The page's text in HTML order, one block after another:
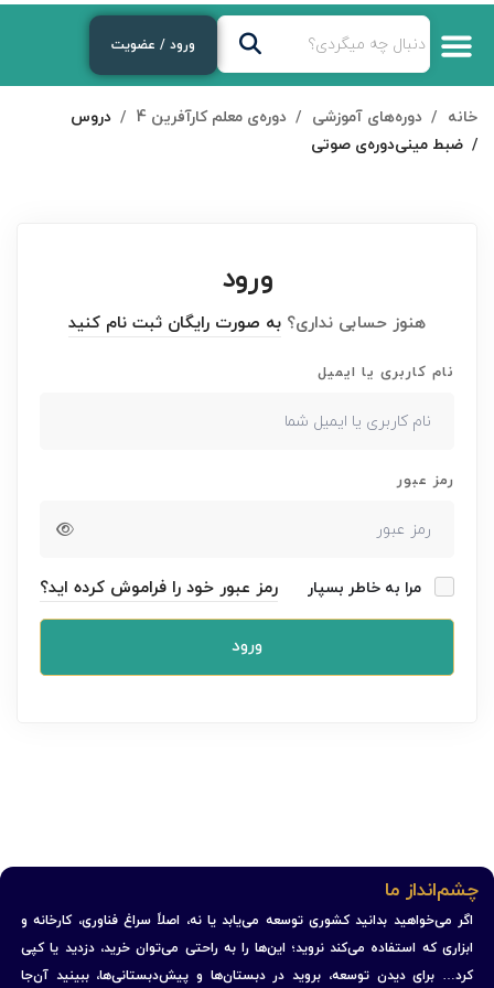
ورود / عضویت
خانه دوره‌های آموزشی دوره‌ی معلم کارآفرین 4
دروس
ضبط مینی‌دوره‌ی صوتی
ورود
هنوز حسابی نداری؟ به صورت رایگان ثبت نام کنید
نام کاربری یا ایمیل
رمز عبور
مرا به خاطر بسپار رمز عبور خود را فراموش کرده اید؟
ورود
چشم‌انداز ما
اگر می‌خواهید بدانید کشوری توسعه می‌یابد یا نه، اصلاً سراغ فناوری، کارخانه و
ابزاری که استفاده می‌کند نروید؛ این‌ها را به راحتی می‌توان خرید، دزدید یا کپی
کرد… برای دیدن توسعه، بروید در دبستان‌ها و پیش‌دبستانی‌ها، ببینید آن‌جا